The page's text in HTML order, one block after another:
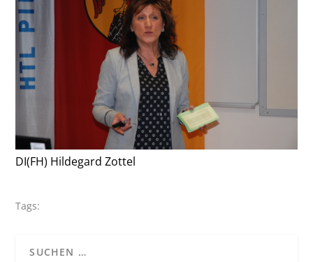
DI(FH) Hildegard Zottel
Tags: